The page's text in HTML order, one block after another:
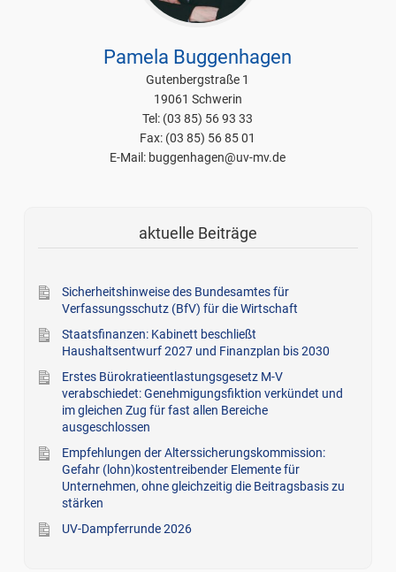
Pamela Buggenhagen
Gutenbergstraße 1
19061 Schwerin
Tel: (03 85) 56 93 33
Fax: (03 85) 56 85 01
E-Mail: buggenhagen@uv-mv.de
aktuelle Beiträge
Sicherheitshinweise des Bundesamtes für
Verfassungsschutz (BfV) für die Wirtschaft
Staatsfinanzen: Kabinett beschließt
Haushaltsentwurf 2027 und Finanzplan bis 2030
Erstes Bürokratieentlastungsgesetz M-V
verabschiedet: Genehmigungsfiktion verkündet und
im gleichen Zug für fast allen Bereiche
ausgeschlossen
Empfehlungen der Alterssicherungskommission:
Gefahr (lohn)kostentreibender Elemente für
Unternehmen, ohne gleichzeitig die Beitragsbasis zu
stärken
UV-Dampferrunde 2026